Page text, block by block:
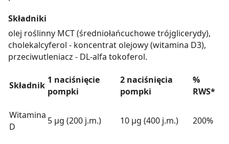
Składniki
olej roślinny MCT (średniołańcuchowe trójglicerydy),
cholekalcyferol - koncentrat olejowy (witamina D3),
przeciwutleniacz - DL-alfa tokoferol.
Składnik 1 naciśnięcie
pompki
2 naciśnięcia
pompki
%
RWS*
Witamina
D
5 µg (200 j.m.) 10 µg (400 j.m.) 200%